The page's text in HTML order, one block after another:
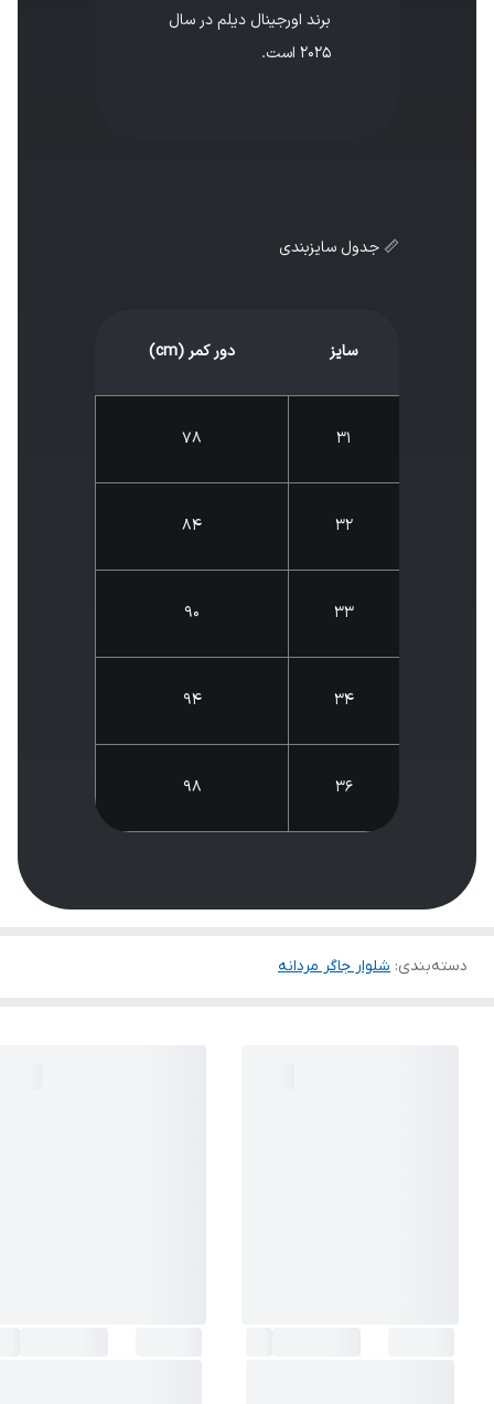
برند اورجینال دیلم در سال
۲۰۲۵ است.
📏 جدول سایزبندی
سایز دور کمر (cm)
31
78
32
84
33
90
34
94
36
98
دسته‌بندی: شلوار جاگر مردانه